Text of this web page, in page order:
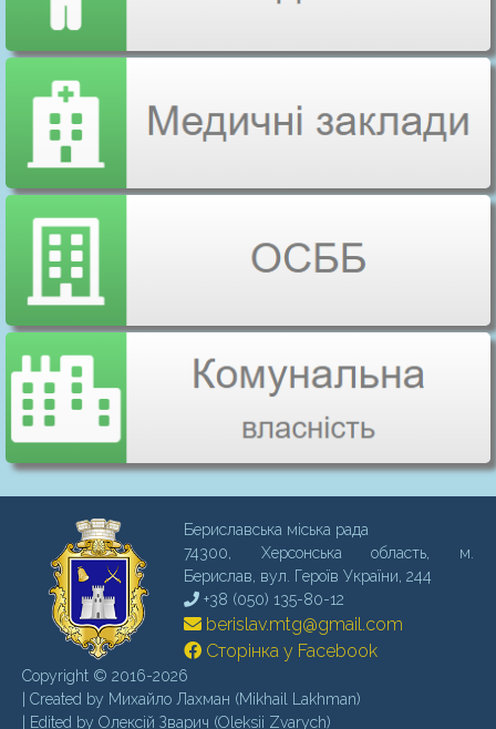
Бериславська міська рада
74300, Херсонська область, м.
Бериcлав, вул. Героїв України, 244
+38 (050) 135-80-12
berislav.mtg@gmail.com
Сторінка у Facebook
Copyright © 2016-2026
| Created by Михайло Лахман (Mikhail Lakhman)
| Edited by Олексій Зварич (Oleksii Zvarych)